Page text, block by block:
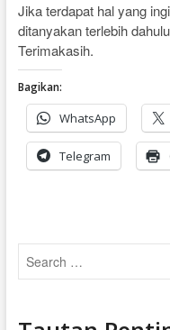
Jika terdapat hal yang
ditanyakan terlebih
Terimakasih.
Bagikan:
WhatsApp
Telegram